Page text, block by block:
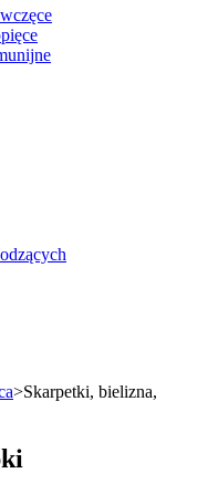
>Skarpetki, bielizna,